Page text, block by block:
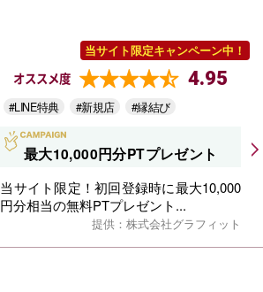
当サイト限定キャンペーン中！
オススメ度 4.95
#LINE特典 #新規店 #縁結び
最大10,000円分PTプレゼント
当サイト限定！初回登録時に最大10,000
円分相当の無料PTプレゼント...
提供：株式会社グラフィット